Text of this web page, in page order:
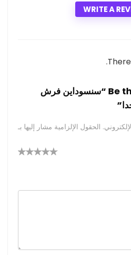
WRITE A
Be the first to review “سنسوداين فرش
الحقول الإلزامية مشار إليها بـ
ن
أصلنجومنجوم